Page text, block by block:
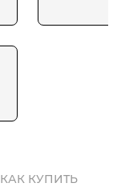
КАК КУПИТЬ